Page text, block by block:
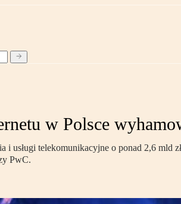
w Polsce
usługi telekomunikacyjne o ponad 2,6 mld
PwC.